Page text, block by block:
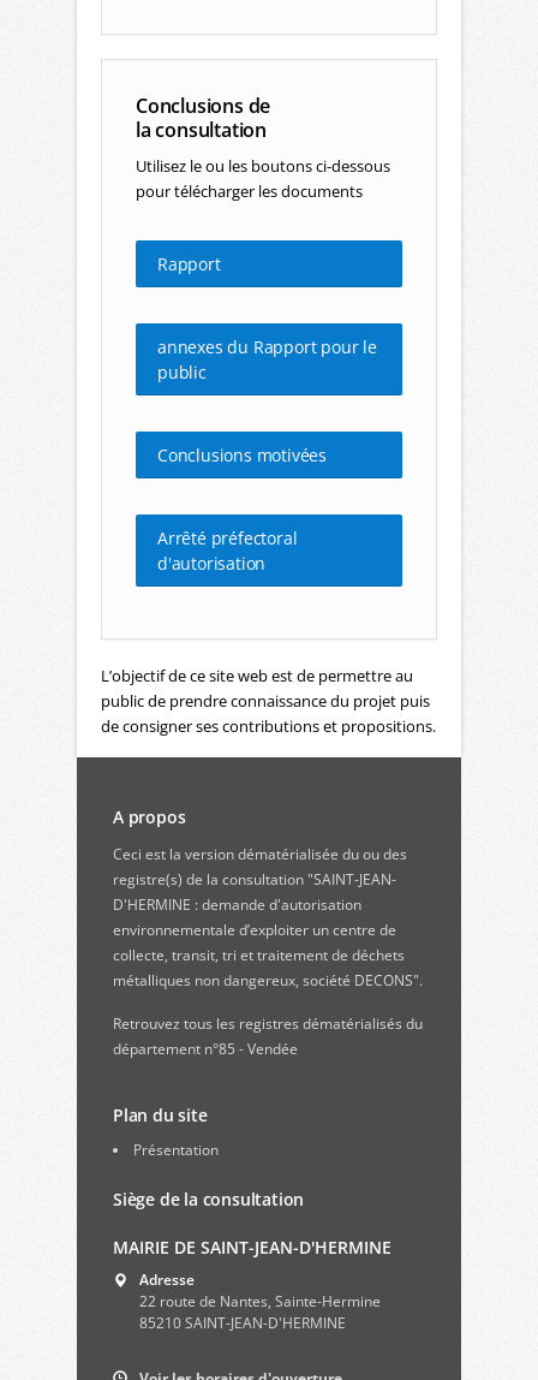
Conclusions de
la consultation
Utilisez le ou les boutons ci-dessous
pour télécharger les documents
Rapport
annexes du Rapport pour le
public
Conclusions motivées
Arrêté préfectoral
d'autorisation
L’objectif de ce site web est de permettre au
public de prendre connaissance du projet puis
de consigner ses contributions et propositions.
A propos
Ceci est la version dématérialisée du ou des
registre(s) de la consultation "SAINT-JEAN-
D'HERMINE : demande d'autorisation
environnementale d’exploiter un centre de
collecte, transit, tri et traitement de déchets
métalliques non dangereux, société DECONS".
Retrouvez tous les registres dématérialisés du
département n°85 - Vendée
Plan du site
Présentation
Siège de la consultation
MAIRIE DE SAINT-JEAN-D'HERMINE
Adresse
22 route de Nantes, Sainte-Hermine
85210 SAINT-JEAN-D'HERMINE